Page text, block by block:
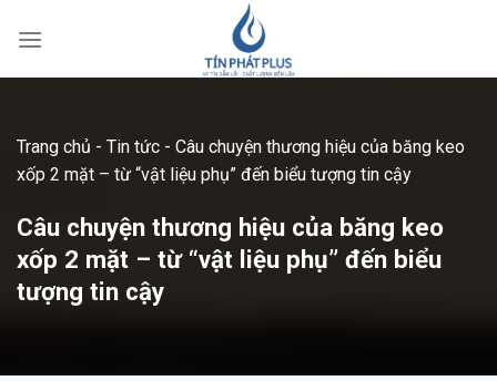
qua
Trang chủ - Tin tức - Câu chuyện thương hiệu của băng keo
xốp 2 mặt – từ “vật liệu phụ” đến biểu tượng tin cậy
Câu chuyện thương hiệu của băng keo
xốp 2 mặt – từ “vật liệu phụ” đến biểu
tượng tin cậy